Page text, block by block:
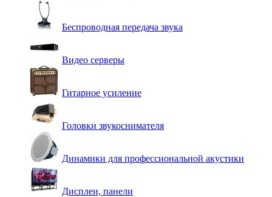
Беспроводная передача звука
Видео серверы
Гитарное усиление
Головки звукоснимателя
Динамики для профессиональной акустики
Дисплеи, панели